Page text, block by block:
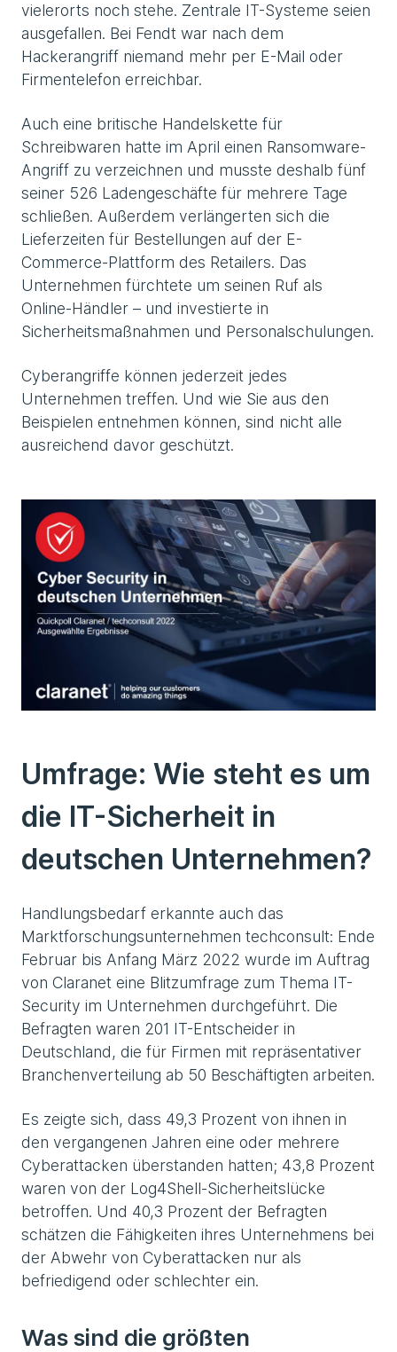
vielerorts noch stehe. Zentrale IT-Systeme seien
ausgefallen. Bei Fendt war nach dem
Hackerangriff niemand mehr per E-Mail oder
Firmentelefon erreichbar.
Auch eine britische Handelskette für
Schreibwaren hatte im April einen Ransomware-
Angriff zu verzeichnen und musste deshalb fünf
seiner 526 Ladengeschäfte für mehrere Tage
schließen. Außerdem verlängerten sich die
Lieferzeiten für Bestellungen auf der E-
Commerce-Plattform des Retailers. Das
Unternehmen fürchtete um seinen Ruf als
Online-Händler – und investierte in
Sicherheitsmaßnahmen und Personalschulungen.
Cyberangriffe können jederzeit jedes
Unternehmen treffen. Und wie Sie aus den
Beispielen entnehmen können, sind nicht alle
ausreichend davor geschützt.
Umfrage: Wie steht es um
die IT-Sicherheit in
deutschen Unternehmen?
Handlungsbedarf erkannte auch das
Marktforschungsunternehmen techconsult: Ende
Februar bis Anfang März 2022 wurde im Auftrag
von Claranet eine Blitzumfrage zum Thema IT-
Security im Unternehmen durchgeführt. Die
Befragten waren 201 IT-Entscheider in
Deutschland, die für Firmen mit repräsentativer
Branchenverteilung ab 50 Beschäftigten arbeiten.
Es zeigte sich, dass 49,3 Prozent von ihnen in
den vergangenen Jahren eine oder mehrere
Cyberattacken überstanden hatten; 43,8 Prozent
waren von der Log4Shell-Sicherheitslücke
betroffen. Und 40,3 Prozent der Befragten
schätzen die Fähigkeiten ihres Unternehmens bei
der Abwehr von Cyberattacken nur als
befriedigend oder schlechter ein.
Was sind die größten